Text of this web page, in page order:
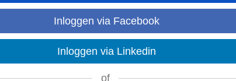
vandaag nog! Vragen? 06- 10286805 | | eva-recruitment.nl
met de
Inloggen via Facebook
Inloggen via Linkedin
of